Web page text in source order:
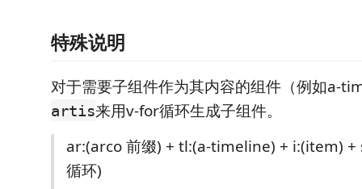
特殊说明
对于需要子组件作为其内容的组件（例如a-
artis来用v-for循环生成子组件。
ar:(arco 前缀) + tl:(a-timeline) + i:(item) +
循环)